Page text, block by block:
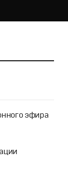
эфира